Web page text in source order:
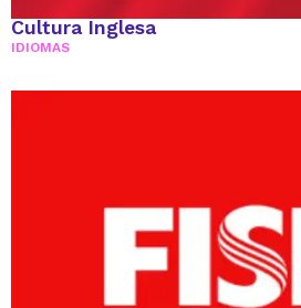
Cultura Inglesa
IDIOMAS